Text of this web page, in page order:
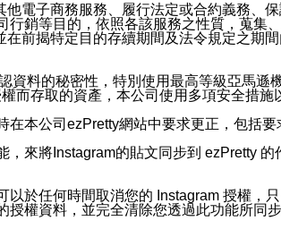
電子商務服務、履行法定或合約義務、
銷等目的，依照各該服務之性質，蒐集
前揭特定目的存續期間及法令規定之期
料的秘密性，特別使用最高等級亞馬遜
而存取的資產，本公司使用多項安全措施
本公司ezPretty網站中要求更正，包括要
來將Instagram的貼文同步到 ezPretty
於任何時間取消您的 Instagram 授權
權資料，並完全清除您透過此功能所同步